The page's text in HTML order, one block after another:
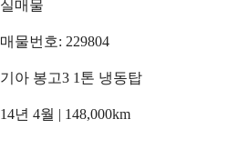
실매물
매물번호: 229804
기아 봉고3 1톤 냉동탑
14년 4월 | 148,000km